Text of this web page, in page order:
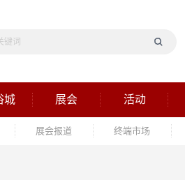
城 展会 活动
展会报道 终端市场